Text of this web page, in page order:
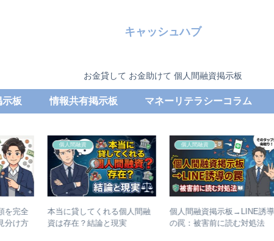
キャッシュハブ
お金貸して お金助けて 個人間融資掲示板
示板 情報共有掲示板 マネーリテラシーコラム
人間融
個人間融資
個人間融資掲示板→LINE誘導
の罠：被害前に読む対処法
マネーリテラシー
大学生が月に使うお金の平均
は？住まい別・学年別のリア